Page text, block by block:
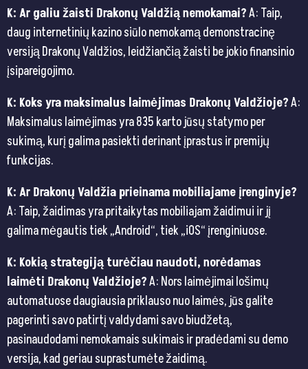
K: Ar galiu žaisti Drakonų Valdžią nemokamai?A: Taip,
daug internetinių kazino siūlo nemokamą demonstracinę
versiją Drakonų Valdžios, leidžiančią žaisti be jokio finansinio
įsipareigojimo.
K: Koks yra maksimalus laimėjimas Drakonų Valdžioje?A:
Maksimalus laimėjimas yra 835 karto jūsų statymo per
sukimą, kurį galima pasiekti derinant įprastus ir premijų
funkcijas.
K: Ar Drakonų Valdžia prieinama mobiliajame įrenginyje?
A: Taip, žaidimas yra pritaikytas mobiliajam žaidimui ir jį
galima mėgautis tiek „Android“, tiek „iOS“ įrenginiuose.
K: Kokią strategiją turėčiau naudoti, norėdamas
laimėti Drakonų Valdžioje?A: Nors laimėjimai lošimų
automatuose daugiausia priklauso nuo laimės, jūs galite
pagerinti savo patirtį valdydami savo biudžetą,
pasinaudodami nemokamais sukimais ir pradėdami su demo
versija, kad geriau suprastumėte žaidimą.